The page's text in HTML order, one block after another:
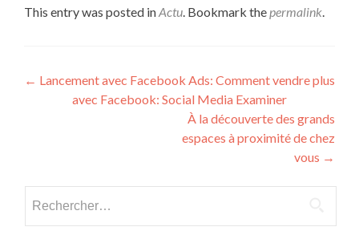
This entry was posted inActu. Bookmark thepermalink.
Post navigation
← Lancement avec Facebook Ads: Comment vendre plus
avec Facebook: Social Media Examiner
À la découverte des grands
espaces à proximité de chez
vous →